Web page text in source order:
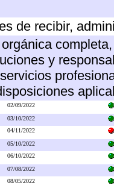
de recibir,
y
02/09/2022
03/10/2022
04/11/2022
05/10/2022
06/10/2022
07/08/2022
08/05/2022